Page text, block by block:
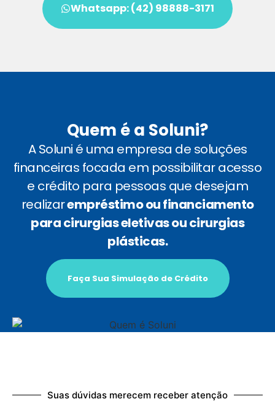
Whatsapp: (42) 98888-3171
Quem é a Soluni?
A Soluni é uma empresa de soluções
financeiras focada em possibilitar acesso
e crédito para pessoas que desejam
realizarempréstimo ou financiamento
para cirurgias eletivas ou cirurgias
plásticas.
Faça Sua Simulação de Crédito
Suas dúvidas merecem receber atenção